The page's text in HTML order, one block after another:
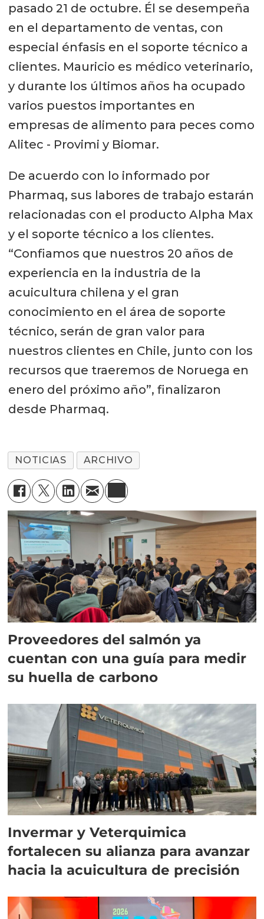
pasado 21 de octubre. Él se desempeña
en el departamento de ventas, con
especial énfasis en el soporte técnico a
clientes. Mauricio es médico veterinario,
y durante los últimos años ha ocupado
varios puestos importantes en
empresas de alimento para peces como
Alitec - Provimi y Biomar.
De acuerdo con lo informado por
Pharmaq, sus labores de trabajo estarán
relacionadas con el producto Alpha Max
y el soporte técnico a los clientes.
“Confiamos que nuestros 20 años de
experiencia en la industria de la
acuicultura chilena y el gran
conocimiento en el área de soporte
técnico, serán de gran valor para
nuestros clientes en Chile, junto con los
recursos que traeremos de Noruega en
enero del próximo año”, finalizaron
desde Pharmaq.
NOTICIAS ARCHIVO
Proveedores del salmón ya
cuentan con una guía para medir
su huella de carbono
Invermar y Veterquimica
fortalecen su alianza para avanzar
hacia la acuicultura de precisión